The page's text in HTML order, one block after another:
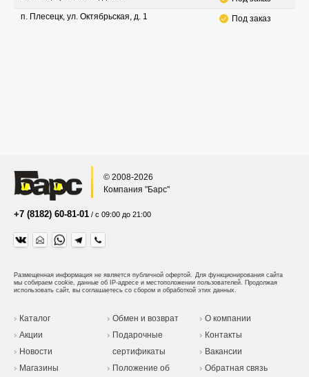
п. Плесецк, ул. Октябрьская, д. 1
Под заказ
© 2008-2026
Компания "Барс"
+7 (8182) 60-81-01 / с 09:00 до 21:00
Размещенная информация не является публичной офертой. Для функционирования сайта
мы собираем cookie, данные об IP-адресе и местоположении пользователей. Продолжая
использовать сайт, вы соглашаетесь со сбором и обработкой этих данных.
Каталог
Акции
Новости
Магазины
Обмен и возврат
Подарочные
сертификаты
Положение об
О компании
Контакты
Вакансии
Обратная связь